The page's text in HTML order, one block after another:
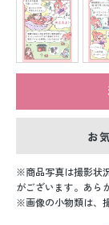
留袖レンタル
スーツレンタル
色打掛&紋付袴レ
白無垢&紋付袴レ
お
商品写真は撮影状
がございます。あら
画像の小物類は、